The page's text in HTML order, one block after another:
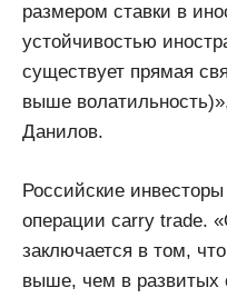
размером ставки в
устойчивостью
существует прямая
выше
Данилов.
Российские
операции carry trade.
заключается в том,
выше, чем в развитых